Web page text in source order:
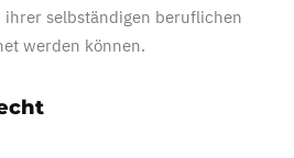
selbständigen beruflichen
werden können.